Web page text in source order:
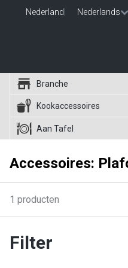
Nederland Nederlands
Branche
Kookaccessoires
Aan Tafel
Accessoires:
1 producten
Filter